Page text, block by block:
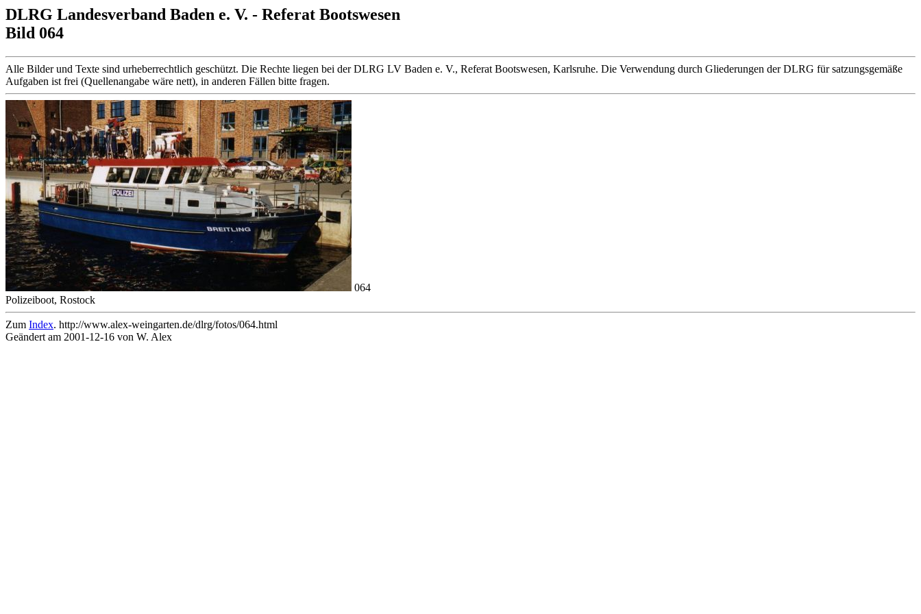
DLRG Landesverband Baden e. V. - Referat Bootswesen
Bild 064
Alle Bilder und Texte sind urheberrechtlich geschützt. Die Rechte liegen bei der DLRG LV Baden e. V., Referat Bootswesen, Karlsruhe. Die Verwendung durch Gliederungen der DLRG für satzungsgemäße
Aufgaben ist frei (Quellenangabe wäre nett), in anderen Fällen bitte fragen.
064
Polizeiboot, Rostock
Zum Index. http://www.alex-weingarten.de/dlrg/fotos/064.html
Geändert am 2001-12-16 von W. Alex